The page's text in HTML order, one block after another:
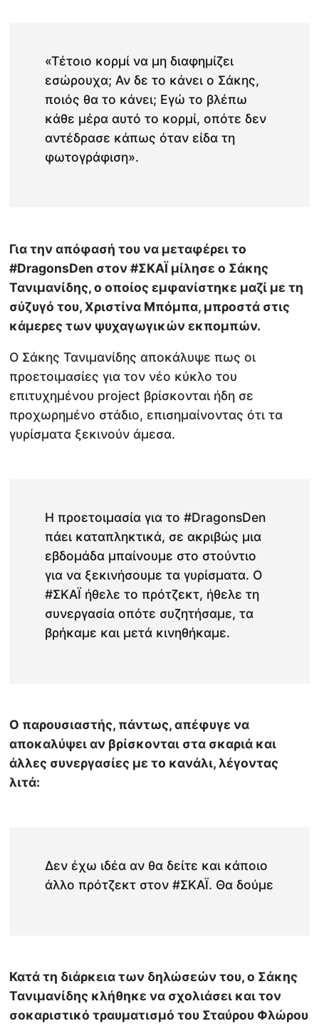
«Τέτοιο κορμί να μη διαφημίζει
εσώρουχα; Αν δε το κάνει ο Σάκης,
ποιός θα το κάνει; Εγώ το βλέπω
κάθε μέρα αυτό το κορμί, οπότε δεν
αντέδρασε κάπως όταν είδα τη
φωτογράφιση».
Για την απόφασή του να μεταφέρει το
#DragonsDen στον #ΣΚΑΪ μίλησε ο Σάκης
Τανιμανίδης, ο οποίος εμφανίστηκε μαζί με τη
σύζυγό του, Χριστίνα Μπόμπα, μπροστά στις
κάμερες των ψυχαγωγικών εκπομπών.
Ο Σάκης Τανιμανίδης αποκάλυψε πως οι
προετοιμασίες για τον νέο κύκλο του
επιτυχημένου project βρίσκονται ήδη σε
προχωρημένο στάδιο, επισημαίνοντας ότι τα
γυρίσματα ξεκινούν άμεσα.
Η προετοιμασία για το #DragonsDen
πάει καταπληκτικά, σε ακριβώς μια
εβδομάδα μπαίνουμε στο στούντιο
για να ξεκινήσουμε τα γυρίσματα. Ο
#ΣΚΑΪ ήθελε το πρότζεκτ, ήθελε τη
συνεργασία οπότε συζητήσαμε, τα
βρήκαμε και μετά κινηθήκαμε.
Ο παρουσιαστής, πάντως, απέφυγε να
αποκαλύψει αν βρίσκονται στα σκαριά και
άλλες συνεργασίες με το κανάλι, λέγοντας
λιτά:
Δεν έχω ιδέα αν θα δείτε και κάποιο
άλλο πρότζεκτ στον #ΣΚΑΪ. Θα δούμε
Κατά τη διάρκεια των δηλώσεών του, ο Σάκης
Τανιμανίδης κλήθηκε να σχολιάσει και τον
σοκαριστικό τραυματισμό του Σταύρου Φλώρου